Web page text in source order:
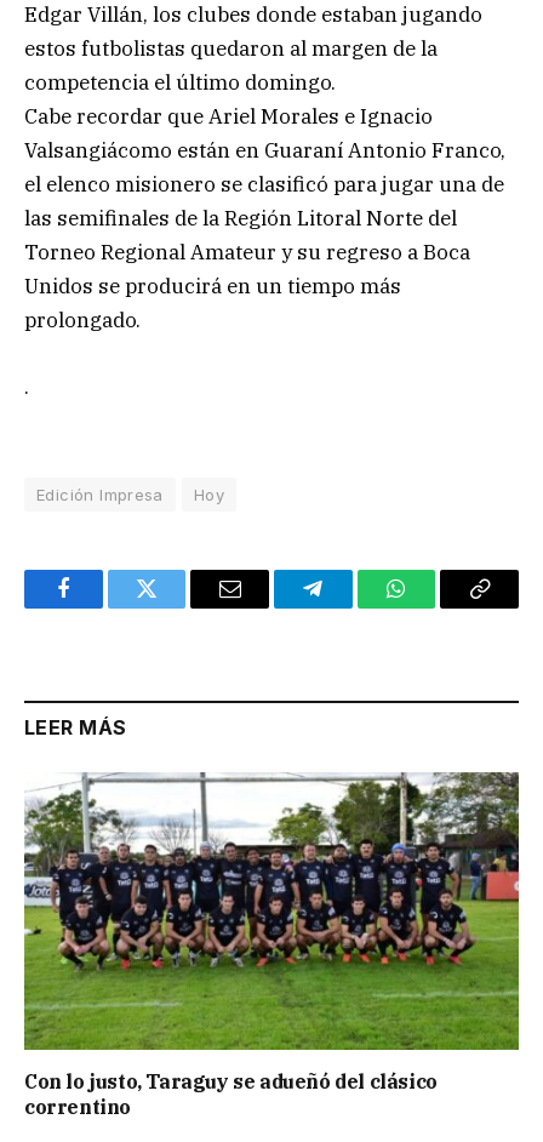
Edgar Villán, los clubes donde estaban jugando
estos futbolistas quedaron al margen de la
competencia el último domingo.
Cabe recordar que Ariel Morales e Ignacio
Valsangiácomo están en Guaraní Antonio Franco,
el elenco misionero se clasificó para jugar una de
las semifinales de la Región Litoral Norte del
Torneo Regional Amateur y su regreso a Boca
Unidos se producirá en un tiempo más
prolongado.
.
Edición Impresa Hoy
FacebookTwitter Email TelegramWhatsAppCopy
LEER MÁS
Con lo justo, Taraguy se adueñó del clásico
correntino